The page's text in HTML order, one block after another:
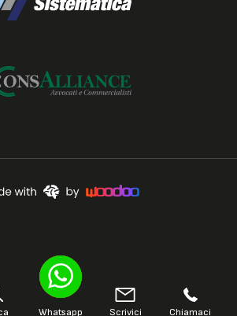
Whatsapp Scrivici Chiamaci